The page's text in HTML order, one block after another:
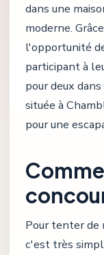
dans une
moderne.
l'opportunité
participant à
pour deux
située à
pour une
Pour tenter de
c'est très